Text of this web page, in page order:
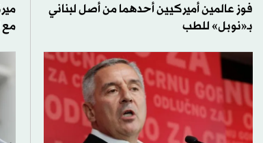
فوز عالمين أميركيين أحدهما من أصل لبناني
بـ«نوبل» للطب
مع